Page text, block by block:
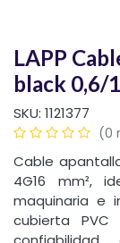
LAPP
black 0,6/
SKU: 1121377
(0
Cable
4G16 mm²,
maquinaria e
cubierta